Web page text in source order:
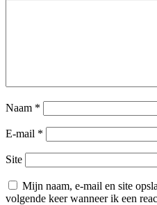
Naam *
E-mail *
Site
Mijn naam, e-mail en site
volgende keer wanneer ik een